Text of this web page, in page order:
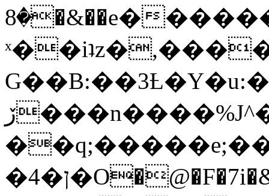
�8�&��e�������:�\���{��9�����g��f�r?
ڒ���n����%J^�}